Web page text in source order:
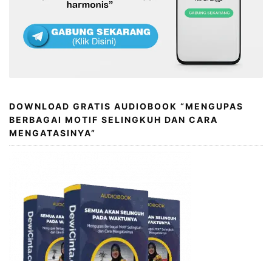
DOWNLOAD GRATIS AUDIOBOOK “MENGUPAS
BERBAGAI MOTIF SELINGKUH DAN CARA
MENGATASINYA”